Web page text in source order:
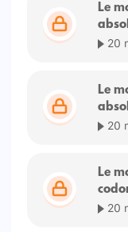
Le
20
Le
20
Le
20